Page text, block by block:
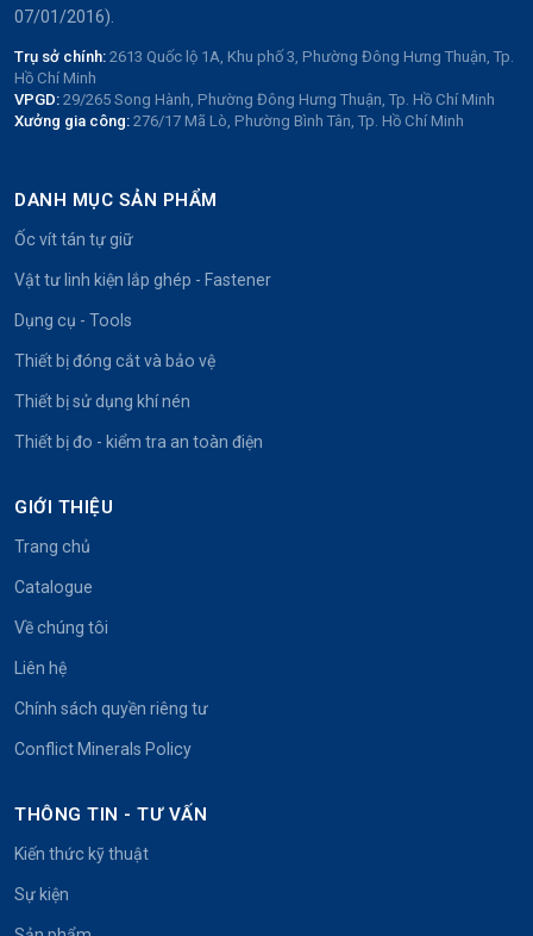
07/01/2016).
Trụ sở chính: 2613 Quốc lộ 1A, Khu phố 3, Phường Đông Hưng Thuận, Tp.
Hồ Chí Minh
VPGD: 29/265 Song Hành, Phường Đông Hưng Thuận, Tp. Hồ Chí Minh
Xưởng gia công: 276/17 Mã Lò, Phường Bình Tân, Tp. Hồ Chí Minh
DANH MỤC SẢN PHẨM
Ốc vít tán tự giữ
Vật tư linh kiện lắp ghép - Fastener
Dụng cụ - Tools
Thiết bị đóng cắt và bảo vệ
Thiết bị sử dụng khí nén
Thiết bị đo - kiểm tra an toàn điện
GIỚI THIỆU
Trang chủ
Catalogue
Về chúng tôi
Liên hệ
Chính sách quyền riêng tư
Conflict Minerals Policy
THÔNG TIN - TƯ VẤN
Kiến thức kỹ thuật
Sự kiện